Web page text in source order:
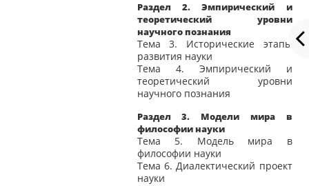
Раздел 2. Эмпирический и
теоретический уровни
научного познания
Тема 3. Исторические этапы
развития науки
Тема 4. Эмпирический и
теоретический уровни
научного познания
Раздел 3. Модели мира в
философии науки
Тема 5. Модель мира в
философии науки
Тема 6. Диалектический проект
науки